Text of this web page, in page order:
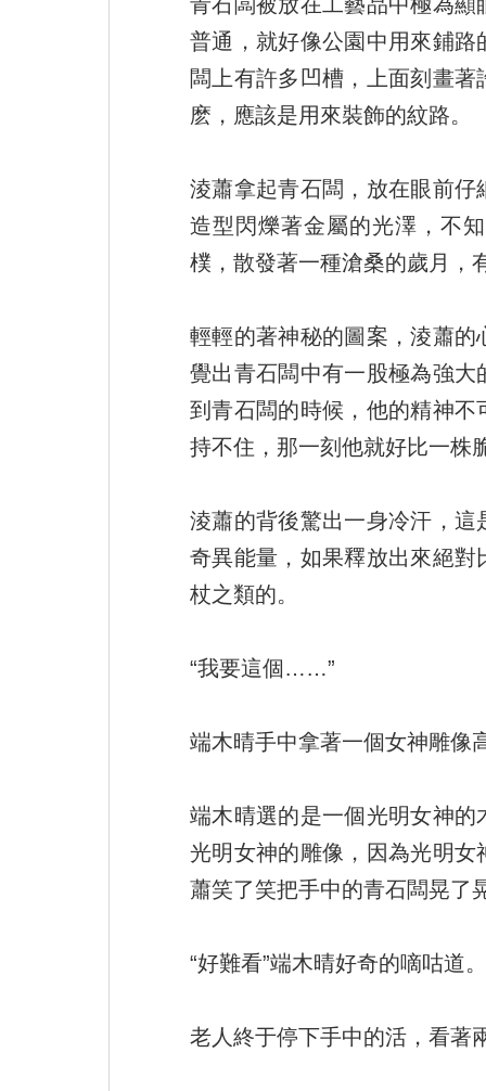
普通，就好像公園中用來鋪
闆上有許多凹槽，上面刻畫
麽，應該是用來裝飾的紋路。
淩蕭拿起青石闆，放在眼前
造型閃爍著金屬的光澤，不
樸，散發著一種滄桑的歲月，
輕輕的著神秘的圖案，淩蕭
覺出青石闆中有一股極為強
到青石闆的時候，他的精神
持不住，那一刻他就好比一株
淩蕭的背後驚出一身冷汗，
奇異能量，如果釋放出來絕
杖之類的。
“我要這個……”
端木晴手中拿著一個女神雕像
端木晴選的是一個光明女神
光明女神的雕像，因為光明
蕭笑了笑把手中的青石闆晃了
“好難看”端木晴好奇的嘀咕道。
老人終于停下手中的活，看著